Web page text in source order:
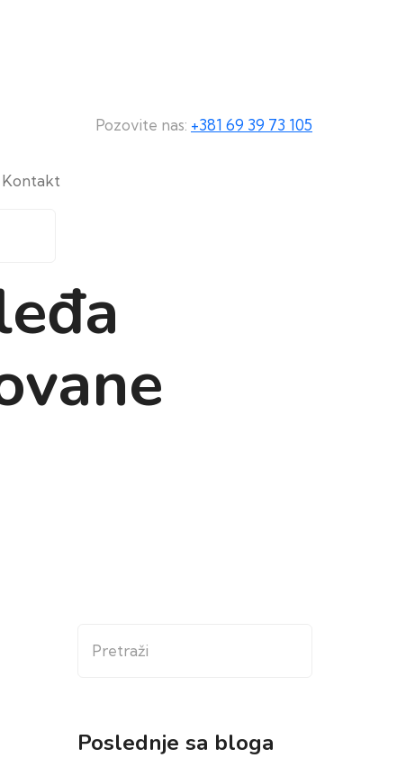
Pozovite nas: +381 69 39 73 105
Kontakt
Poslednje sa bloga